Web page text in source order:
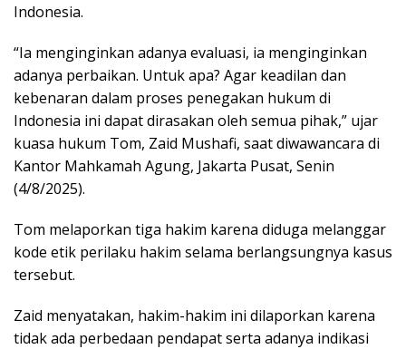
Indonesia.
“Ia menginginkan adanya evaluasi, ia menginginkan
adanya perbaikan. Untuk apa? Agar keadilan dan
kebenaran dalam proses penegakan hukum di
Indonesia ini dapat dirasakan oleh semua pihak,” ujar
kuasa hukum Tom, Zaid Mushafi, saat diwawancara di
Kantor Mahkamah Agung, Jakarta Pusat, Senin
(4/8/2025).
Tom melaporkan tiga hakim karena diduga melanggar
kode etik perilaku hakim selama berlangsungnya kasus
tersebut.
Zaid menyatakan, hakim-hakim ini dilaporkan karena
tidak ada perbedaan pendapat serta adanya indikasi